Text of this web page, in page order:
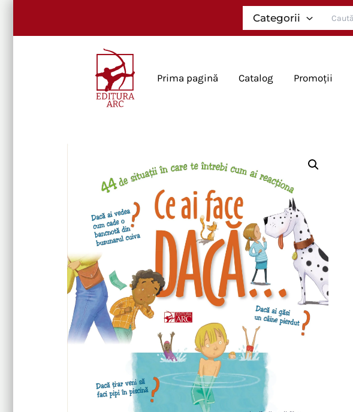
Categorii
for:
Prima pagină Catalog Promoții